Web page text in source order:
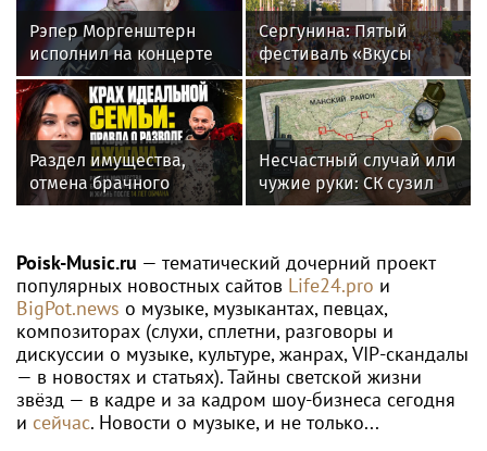
Рэпер Моргенштерн
исполнил на концерте
песню Мии Бойки
"Базовый минимум"
Сергунина: Пятый
фестиваль «Вкусы
России» пройдет в
Москве 13–23 августа
Раздел имущества,
отмена брачного
контракта и новые
Джиган после развода с
Оксаной Самойловой
Несчастный случай или
чужие руки: СК сузил
загадку Усольцевых до
Poisk-Music.ru — тематический дочерний проект
популярных новостных сайтов Life24.pro и
BigPot.news о музыке, музыкантах, певцах,
композиторах (слухи, сплетни, разговоры и
дискуссии о музыке, культуре, жанрах, VIP-скандалы
— в новостях и статьях). Тайны светской жизни
звёзд — в кадре и за кадром шоу-бизнеса сегодня
и сейчас. Новости о музыке, и не только...